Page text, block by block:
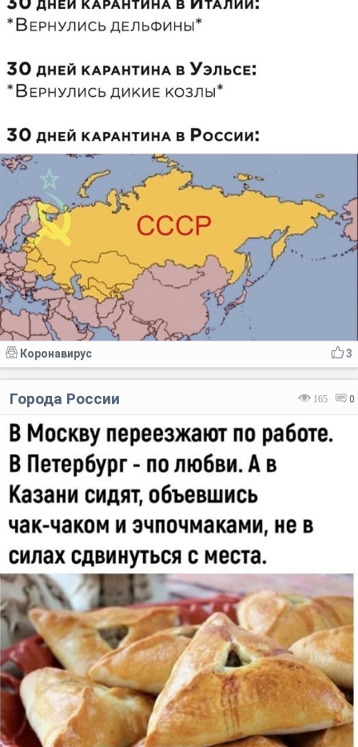
3
Коронавирус
165 0
Города России